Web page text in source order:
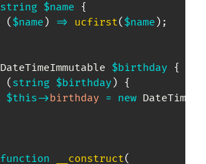
string $name {
( $name ) => ucfirst( $name ) ;
DateTimeImmutable $birthday {
( string $birthday ) {
$this->birthday = new
function __construct(